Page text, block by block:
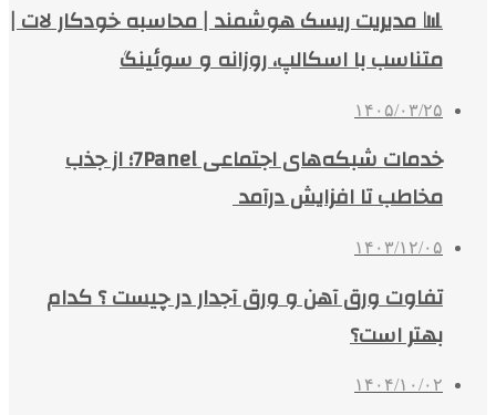
📊 مدیریت ریسک هوشمند | محاسبه خودکار لات |
متناسب با اسکالپ، روزانه و سوئینگ
۱۴۰۵/۰۳/۲۵
خدمات شبکه‌های اجتماعی 7Panel؛ از جذب
مخاطب تا افزایش درآمد
۱۴۰۳/۱۲/۰۵
تفاوت ورق آهن و ورق آجدار در چیست ؟ کدام
بهتر است؟
۱۴۰۴/۱۰/۰۲